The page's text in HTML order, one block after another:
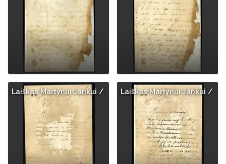
Laiškas Martynui Jankui / Laiškas Martynui Jankui /